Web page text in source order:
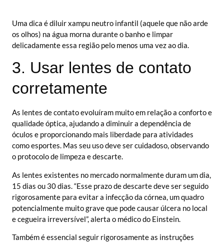
Uma dica é diluir xampu neutro infantil (aquele que não arde
os olhos) na água morna durante o banho e limpar
delicadamente essa região pelo menos uma vez ao dia.
3. Usar lentes de contato
corretamente
As lentes de contato evoluíram muito em relação a conforto e
qualidade óptica, ajudando a diminuir a dependência de
óculos e proporcionando mais liberdade para atividades
como esportes. Mas seu uso deve ser cuidadoso, observando
o protocolo de limpeza e descarte.
As lentes existentes no mercado normalmente duram um dia,
15 dias ou 30 dias. “Esse prazo de descarte deve ser seguido
rigorosamente para evitar a infecção da córnea, um quadro
potencialmente muito grave que pode causar úlcera no local
e cegueira irreversível”, alerta o médico do Einstein.
Também é essencial seguir rigorosamente as instruções